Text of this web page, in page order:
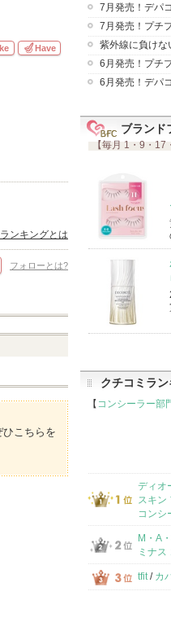
Have
ンキングとは
フォローとは?
こちらを
7月発売！デパ
7月発売！プチ
紫外線に負けな
6月発売！プチ
6月発売！デパ
ブランド
【毎月 1・9・17
クチコミラ
【 コンシーラー部
ディオ
スキン
コンシ
M・A
ミナス
tfit/ カ